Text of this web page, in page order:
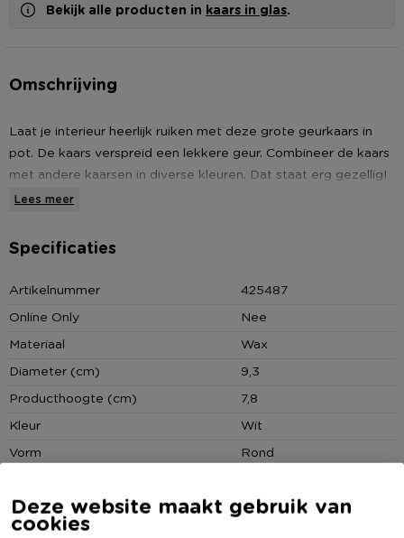
Deze website maakt gebruik van
cookies
Bekijk alle producten in kaars in glas.
Omschrijving
Laat je interieur heerlijk ruiken met deze grote geurkaars in
pot. De kaars verspreid een lekkere geur. Combineer de kaars
met andere kaarsen in diverse kleuren. Dat staat erg gezellig!
De kaars in pot heeft een diameter van 9.3 cm en een hoogte
Contactgegevens
Xenos B.V, Schutweg 8, 5145NP Waalwijk, Nederland
Lees meer
Specificaties
Artikelnummer
425487
Online Only
Nee
Materiaal
Wax
Diameter (cm)
9,3
Producthoogte (cm)
7,8
Kleur
Wit
Vorm
Rond
bekend